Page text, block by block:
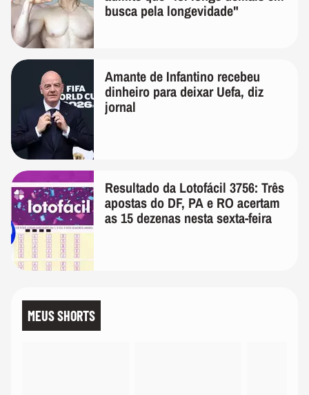
busca pela longevidade"
Amante de Infantino recebeu
dinheiro para deixar Uefa, diz
jornal
Resultado da Lotofácil 3756: Três
apostas do DF, PA e RO acertam
as 15 dezenas nesta sexta-feira
MEUS SHORTS